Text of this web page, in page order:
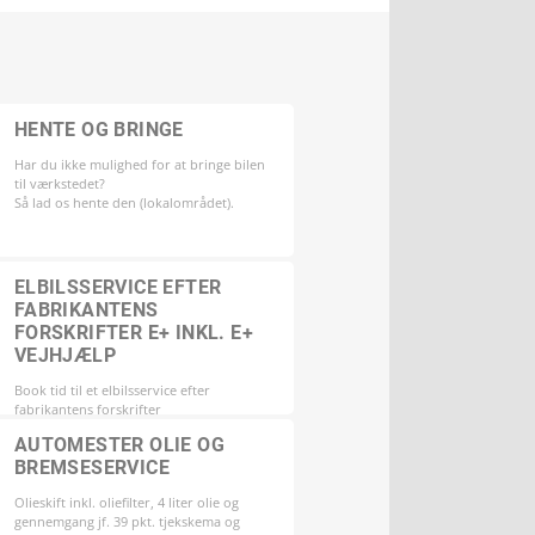
HENTE OG BRINGE
Har du ikke mulighed for at bringe bilen
til værkstedet?
Så lad os hente den (lokalområdet).
ELBILSSERVICE EFTER
FABRIKANTENS
FORSKRIFTER E+ INKL. E+
VEJHJÆLP
Book tid til et elbilsservice efter
fabrikantens forskrifter
AUTOMESTER OLIE OG
BREMSESERVICE
Olieskift inkl. oliefilter, 4 liter olie og
gennemgang jf. 39 pkt. tjekskema og